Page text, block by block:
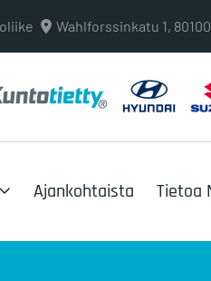
Wahlforssinkatu 1,
Ajankohtaista Tietoa